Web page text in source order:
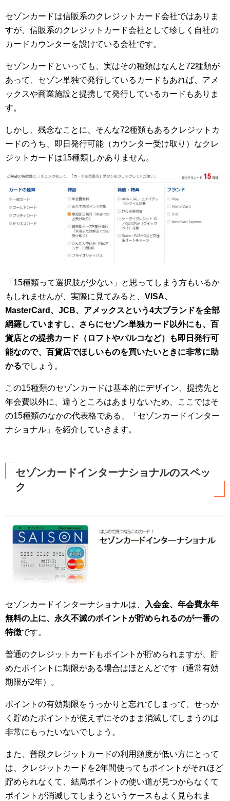
セゾンカードは信販系のクレジットカード会社ではありま
すが、信販系のクレジットカード会社として珍しく自社の
カードカウンターを設けている会社です。
セゾンカードといっても、実はその種類はなんと72種類が
あって、セゾン単独で発行しているカードもあれば、アメ
ックスや商業施設と提携して発行しているカードもありま
す。
しかし、残念なことに、そんな72種類もあるクレジットカ
ードのうち、即日発行可能（カウンター受け取り）なクレ
ジットカードは15種類しかありません。
「15種類って選択肢が少ない」と思ってしまう方もいるか
もしれませんが、実際に見てみると、 VISA、
MasterCard、JCB、アメックスという4大ブランドを全部
網羅していますし、さらにセゾン単独カード以外にも、百
貨店との提携カード（ロフトやパルコなど）も即日発行可
能なので、百貨店でほしいものを買いたいときに非常に助
かるでしょう。
この15種類のセゾンカードは基本的にデザイン、提携先と
年会費以外に、違うところはあまりないため、ここではそ
の15種類のなかの代表格である、「セゾンカードインター
ナショナル」を紹介していきます。
セゾンカードインターナショナルのスペッ
ク
セゾンカードインターナショナルは、 入会金、年会費永年
無料の上に、永久不滅のポイントが貯められるのが一番の
特徴です。
普通のクレジットカードもポイントが貯められますが、貯
めたポイントに期限がある場合はほとんどです（通常有効
期限が2年）。
ポイントの有効期限をうっかりと忘れてしまって、せっか
く貯めたポイントが使えずにそのまま消滅してしまうのは
非常にもったいないでしょう。
また、普段クレジットカードの利用頻度が低い方にとって
は、クレジットカードを2年間使ってもポイントがそれほど
貯められなくて、結局ポイントの使い道が見つからなくて
ポイントが消滅してしまうというケースもよく見られま